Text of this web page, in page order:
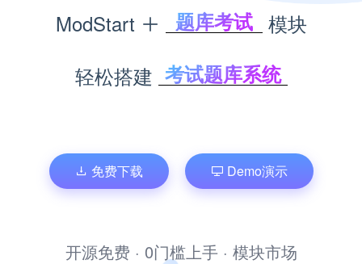
ModStart
题库考试
CMS管理
博客管理
模块
轻松搭建 考试题库系统
企业商城系统
文库管理系统
免费下载 Demo演示
开源免费 · 0门槛上手 · 模块市场